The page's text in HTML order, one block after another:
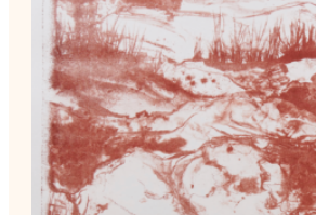
nourrie de l’histoire de l’art, de
randonnées, d’écriture...etc. Les
imprimées à la main, sur papier
Hahnemühle, BFK Rives, Zerkall